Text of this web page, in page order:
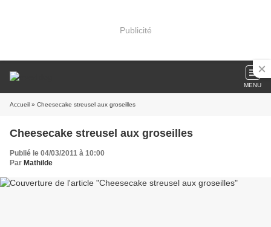
Publicité
MENU
Accueil » Cheesecake streusel aux groseilles
Cheesecake streusel aux groseilles
Publié le 04/03/2011 à 10:00
Par Mathilde